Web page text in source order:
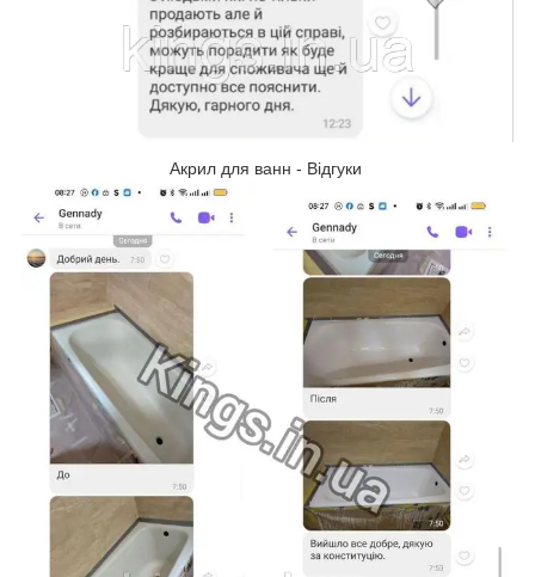
Акрил для ванн - Відгуки